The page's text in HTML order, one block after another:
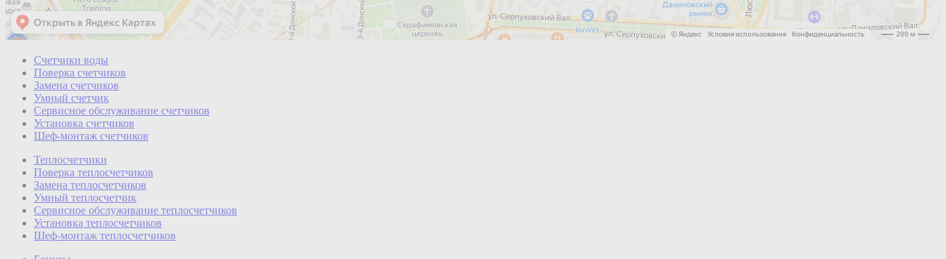
Счетчики воды
Поверка счетчиков
Замена счетчиков
Умный счетчик
Сервисное обслуживание счетчиков
Установка счетчиков
Шеф-монтаж счетчиков
Теплосчетчики
Поверка теплосчетчиков
Замена теплосчетчиков
Умный теплосчетчик
Сервисное обслуживание теплосчетчиков
Установка теплосчетчиков
Шеф-монтаж теплосчетчиков